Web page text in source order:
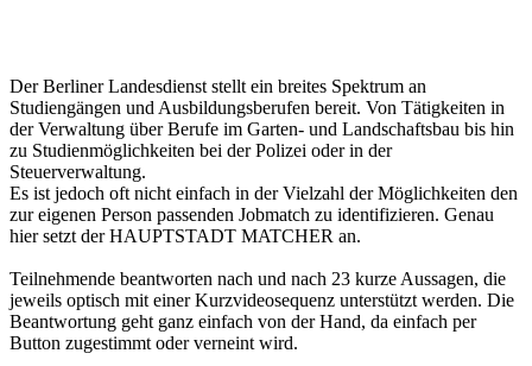
Der Berliner Landesdienst stellt ein breites Spektrum an
Studiengängen und Ausbildungsberufen bereit. Von Tätigkeiten in
der Verwaltung über Berufe im Garten- und Landschaftsbau bis hin
zu Studienmöglichkeiten bei der Polizei oder in der
Steuerverwaltung.
Es ist jedoch oft nicht einfach in der Vielzahl der Möglichkeiten den
zur eigenen Person passenden Jobmatch zu identifizieren. Genau
hier setzt der HAUPTSTADT MATCHER an.
Teilnehmende beantworten nach und nach 23 kurze Aussagen, die
jeweils optisch mit einer Kurzvideosequenz unterstützt werden. Die
Beantwortung geht ganz einfach von der Hand, da einfach per
Button zugestimmt oder verneint wird.